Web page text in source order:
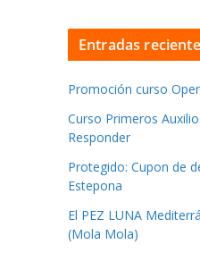
Entradas
Promoción curso
Curso Primeros
Responder
Protegido: Cupon de
Estepona
El PEZ LUNA
(Mola Mola)